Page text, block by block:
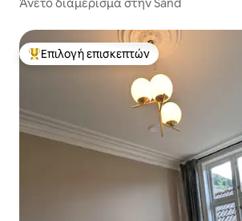
Άνετο διαμέρισμα στην Sand
Κορυφαία επιλογή επισκεπτών
Επιλογή επισκεπτών